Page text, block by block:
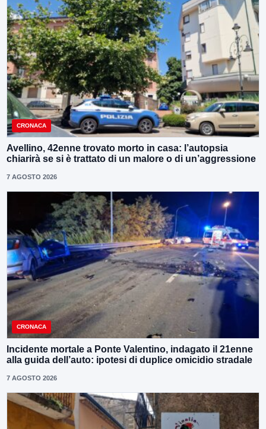
CRONACA
Avellino, 42enne trovato morto in casa: l’autopsia
chiarirà se si è trattato di un malore o di un’aggressione
7 AGOSTO 2026
CRONACA
Incidente mortale a Ponte Valentino, indagato il 21enne
alla guida dell’auto: ipotesi di duplice omicidio stradale
7 AGOSTO 2026